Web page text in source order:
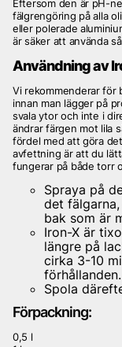
Eftersom den är pH-
fälgrengöring på alla
eller polerade
är säker att använda
Användning av
Vi rekommenderar för
innan man lägger på
svala ytor och inte i
ändrar färgen mot lila
fördel med att göra
avfettning är att du
fungerar på både torr
Spraya på
det
bak som är
Iron-X är
längre på
cirka 3-10
förhållanden.
Spola
Förpackning:
0,5 l